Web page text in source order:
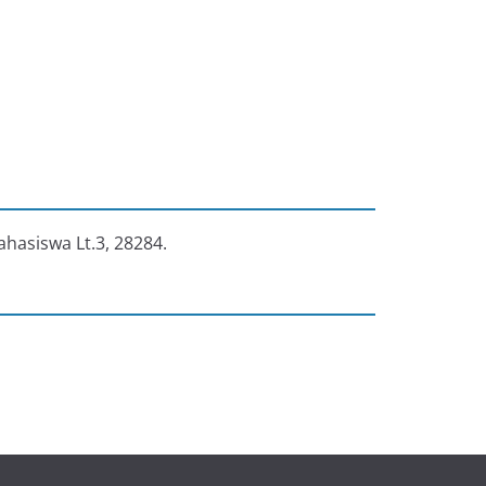
Lt.3, 28284.